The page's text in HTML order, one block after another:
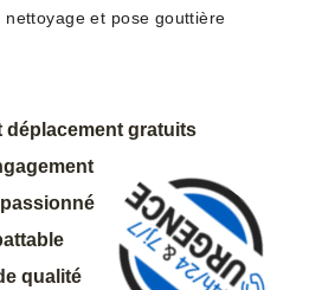
et pose gouttière
déplacement gratuits
qualité